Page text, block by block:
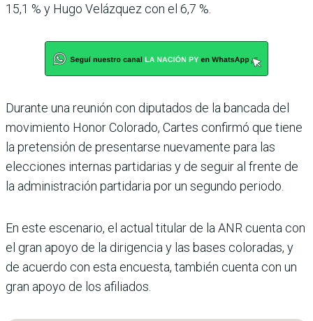
15,1 % y Hugo Velázquez con el 6,7 %.
Durante una reunión con diputados de la bancada del
movimiento Honor Colorado, Cartes confirmó que tiene
la pretensión de presentarse nuevamente para las
eleccio­nes internas partidarias y de seguir al frente de
la admi­nistración partidaria por un segundo periodo.
En este escenario, el actual titular de la ANR cuenta con
el gran apoyo de la dirigen­cia y las bases coloradas, y
de acuerdo con esta encuesta, también cuenta con un
gran apoyo de los afiliados.